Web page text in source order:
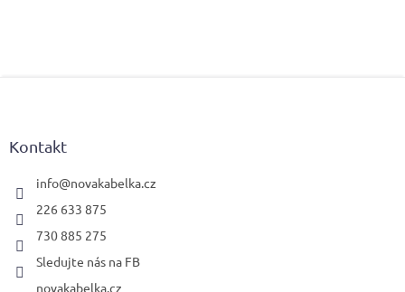
Kontakt
info@novakabelka.cz
226 633 875
730 885 275
Sledujte nás na FB
novakabelka.cz